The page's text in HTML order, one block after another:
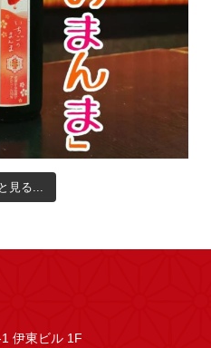
見る...
伊東ビル 1F